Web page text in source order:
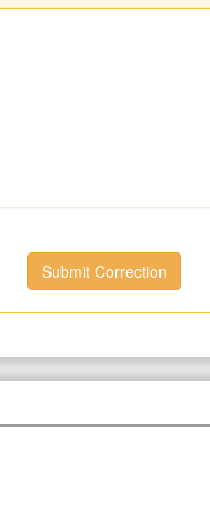
Submit Correction